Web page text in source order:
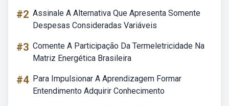
#2 Assinale A Alternativa Que Apresenta Somente
Despesas Consideradas Variáveis
#3 Comente A Participação Da Termeletricidade Na
Matriz Energética Brasileira
#4 Para Impulsionar A Aprendizagem Formar
Entendimento Adquirir Conhecimento